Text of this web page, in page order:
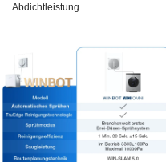
Abdichtleistung.